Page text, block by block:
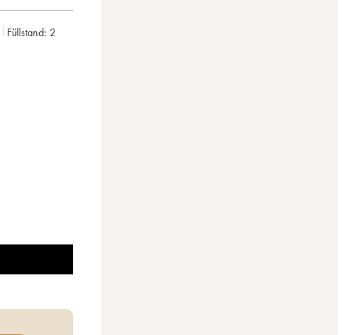
Füllstand: 2